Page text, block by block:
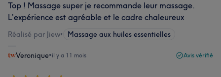
Top ! Massage super je recommande leur massage.
L’expérience est agréable et le cadre chaleureux
Réalisé par Jiew• Massage aux huiles essentielles
Veronique•il y a 11 mois Avis vérifié